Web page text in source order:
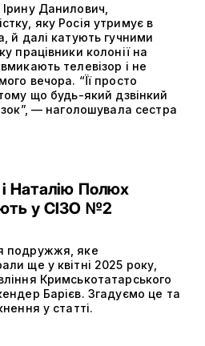
Данилович,
яку Росія утримує в
й далі катують гучними
працівники колонії на
телевізор і не
вечора. “Її просто
що будь-який дзвінкий
— наголошувала сестра
Наталію Полюх
у СІЗО №2
подружжя, яке
ще у квітні 2025 року,
Кримськотатарського
Барієв. Згадуємо це та
у статті.